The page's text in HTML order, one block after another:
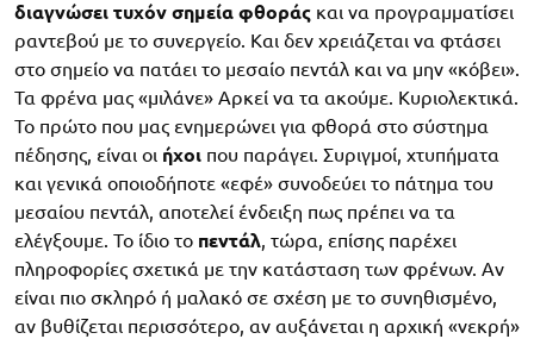
διαγνώσει τυχόν σημεία φθοράς και να προγραμματίσει
ραντεβού με το συνεργείο. Και δεν χρειάζεται να φτάσει
στο σημείο να πατάει το μεσαίο πεντάλ και να μην «κόβει».
Τα φρένα μας «μιλάνε» Αρκεί να τα ακούμε. Κυριολεκτικά.
Το πρώτο που μας ενημερώνει για φθορά στο σύστημα
πέδησης, είναι οι ήχοι που παράγει. Συριγμοί, χτυπήματα
και γενικά οποιοδήποτε «εφέ» συνοδεύει το πάτημα του
μεσαίου πεντάλ, αποτελεί ένδειξη πως πρέπει να τα
ελέγξουμε. Το ίδιο το πεντάλ, τώρα, επίσης παρέχει
πληροφορίες σχετικά με την κατάσταση των φρένων. Αν
είναι πιο σκληρό ή μαλακό σε σχέση με το συνηθισμένο,
αν βυθίζεται περισσότερο, αν αυξάνεται η αρχική «νεκρή»